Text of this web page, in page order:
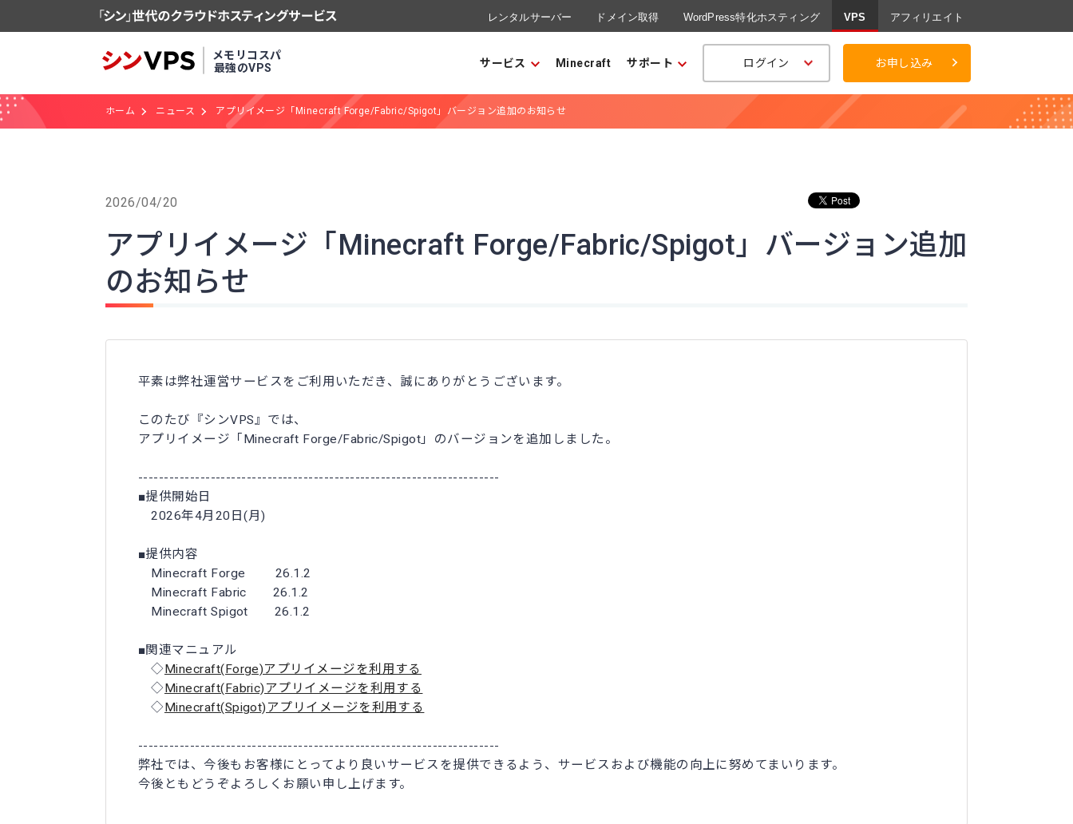
レンタルサーバー ドメイン取得 WordPress特化ホスティング VPS アフィリエイト
メモリコスパ
最強のVPS
サービス Minecraft サポート ログイン お申し込み
ホーム ニュース アプリイメージ「Minecraft Forge/Fabric/Spigot」バージョン追加のお知らせ
2026/04/20
アプリイメージ「Minecraft Forge/Fabric/Spigot」バージョン追加
のお知らせ
平素は弊社運営サービスをご利用いただき、誠にありがとうございます。
このたび『シンVPS』では、
アプリイメージ「Minecraft Forge/Fabric/Spigot」のバージョンを追加しました。
----------------------------------------------------------------------
■提供開始日
2026年4月20日(月)
■提供内容
Minecraft Forge 26.1.2
Minecraft Fabric 26.1.2
Minecraft Spigot 26.1.2
■関連マニュアル
◇Minecraft(Forge)アプリイメージを利用する
◇Minecraft(Fabric)アプリイメージを利用する
◇Minecraft(Spigot)アプリイメージを利用する
----------------------------------------------------------------------
弊社では、今後もお客様にとってより良いサービスを提供できるよう、サービスおよび機能の向上に努めてまいります。
今後ともどうぞよろしくお願い申し上げます。